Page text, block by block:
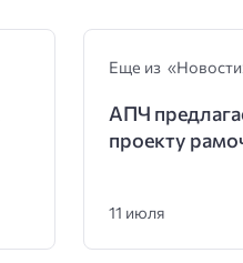
Еще из
АПЧ
проекту
11 июля